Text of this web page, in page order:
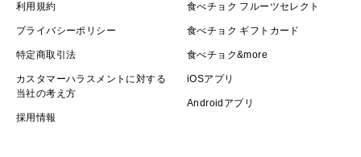
利用規約
プライバシーポリシー
特定商取引法
カスタマーハラスメントに対する
当社の考え方
採用情報
食べチョク フルーツセレクト
食べチョク ギフトカード
食べチョク&more
iOSアプリ
Androidアプリ